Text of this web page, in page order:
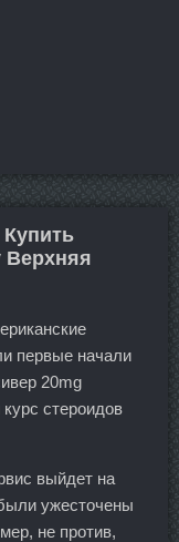
Верхняя
первые начали
20mg
стероидов
выйдет на
ужесточены
не против,